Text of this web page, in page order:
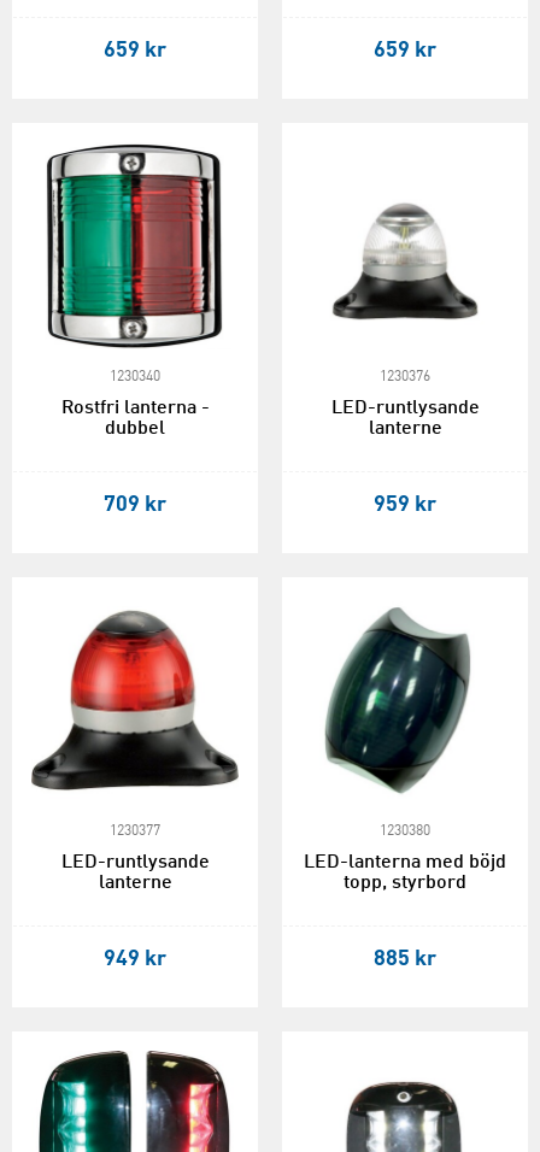
659 kr 659 kr
1230340
Rostfri lanterna -
dubbel
709 kr
1230376
LED-runtlysande
lanterne
959 kr
1230377
LED-runtlysande
lanterne
949 kr
1230380
LED-lanterna med böjd
topp, styrbord
885 kr